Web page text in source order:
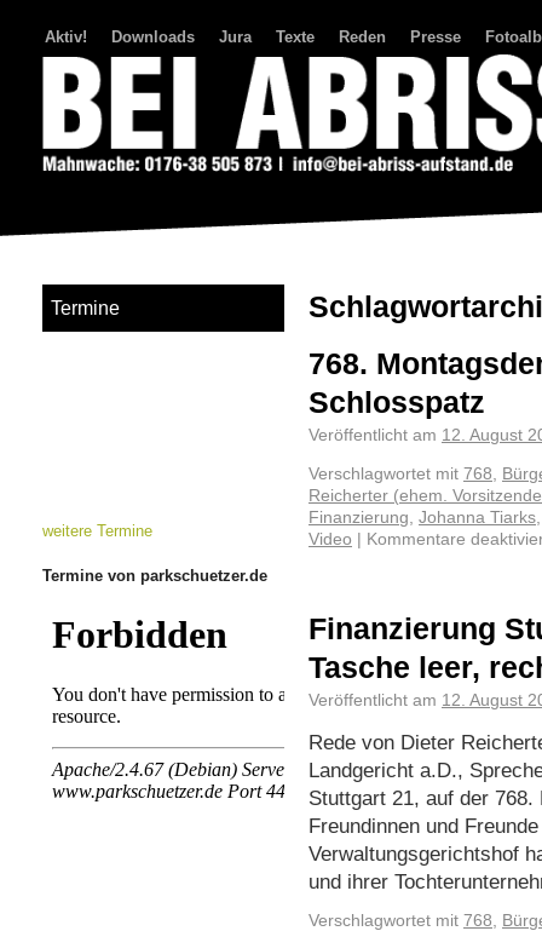
Aktiv! Downloads Jura Texte Reden Presse
768.
Schlosspatz
Veröffentlicht am 12. August
Verschlagwortet mit 768,
Reicherter (ehem.
Finanzierung, Johanna Tiarks
Video
Kommentare
Finanzierung
Tasche leer,
Veröffentlicht am 12. August
Rede von Dieter
Landgericht a.D.,
Stuttgart 21, auf der 768.
Freundinnen und
Verwaltungsgerichtshof
und ihrer
Verschlagwortet mit 768,
Termine
weitere Termine
Termine von parkschuetzer.de